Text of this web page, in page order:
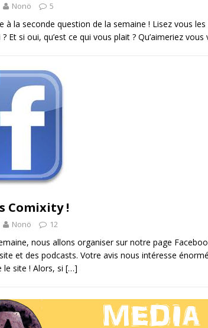
Nonö 5
à la seconde question de la semaine ! Lisez vous
Et si oui, qu’est ce qui vous plait ? Qu’aimeriez vous
Comixity !
Nonö 12
nous allons organiser sur notre page
et des podcasts. Votre avis nous intéresse
le site ! Alors, si […]